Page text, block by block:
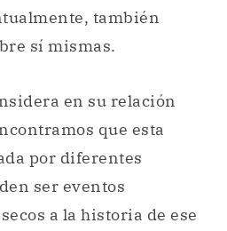
también
sí mismas.
en su relación
que esta
por diferentes
ser eventos
a la historia de ese